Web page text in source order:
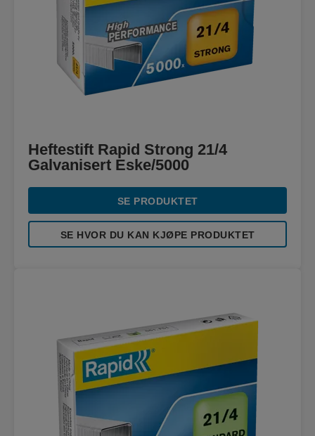
Heftestift Rapid Strong 21/4
Galvanisert Eske/5000
SE PRODUKTET
SE HVOR DU KAN KJØPE PRODUKTET